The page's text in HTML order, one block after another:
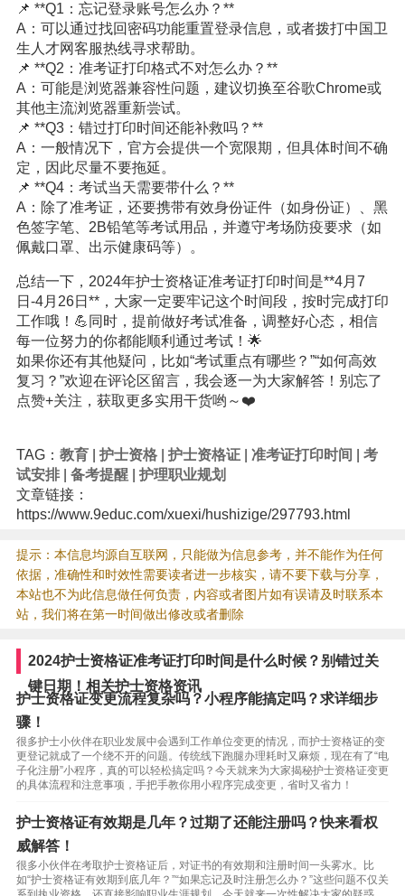
📌 **Q1：忘记登录账号怎么办？**
A：可以通过找回密码功能重置登录信息，或者拨打中国卫
生人才网客服热线寻求帮助。
📌 **Q2：准考证打印格式不对怎么办？**
A：可能是浏览器兼容性问题，建议切换至谷歌Chrome或
其他主流浏览器重新尝试。
📌 **Q3：错过打印时间还能补救吗？**
A：一般情况下，官方会提供一个宽限期，但具体时间不确
定，因此尽量不要拖延。
📌 **Q4：考试当天需要带什么？**
A：除了准考证，还要携带有效身份证件（如身份证）、黑
色签字笔、2B铅笔等考试用品，并遵守考场防疫要求（如
佩戴口罩、出示健康码等）。
总结一下，2024年护士资格证准考证打印时间是**4月7
日-4月26日**，大家一定要牢记这个时间段，按时完成打印
工作哦！💪同时，提前做好考试准备，调整好心态，相信
每一位努力的你都能顺利通过考试！🌟
如果你还有其他疑问，比如“考试重点有哪些？”“如何高效
复习？”欢迎在评论区留言，我会逐一为大家解答！别忘了
点赞+关注，获取更多实用干货哟～❤️
TAG： 教育| 护士资格| 护士资格证| 准考证打印时间
考
试安排| 备考提醒| 护理职业规划
文章链接：
https://www.9educ.com/xuexi/hushizige/297793.html
提示：本信息均源自互联网，只能做为信息参考，并不能作为任何
依据，准确性和时效性需要读者进一步核实，请不要下载与分享，
本站也不为此信息做任何负责，内容或者图片如有误请及时联系本
站，我们将在第一时间做出修改或者删除
2024护士资格证准考证打印时间是什么时候？别错过关
键日期！相关护士资格资讯
护士资格证变更流程复杂吗？小程序能搞定吗？求详细步
骤！
很多护士小伙伴在职业发展中会遇到工作单位变更的情况，而护士资格证的变
更登记就成了一个绕不开的问题。传统线下跑腿办理耗时又麻烦，现在有了“电
子化注册”小程序，真的可以轻松搞定吗？今天就来为大家揭秘护士资格证变更
的具体流程和注意事项，手把手教你用小程序完成变更，省时又省力！
护士资格证有效期是几年？过期了还能注册吗？快来看权
威解答！
很多小伙伴在考取护士资格证后，对证书的有效期和注册时间一头雾水。比
如“护士资格证有效期到底几年？”“如果忘记及时注册怎么办？”这些问题不仅关